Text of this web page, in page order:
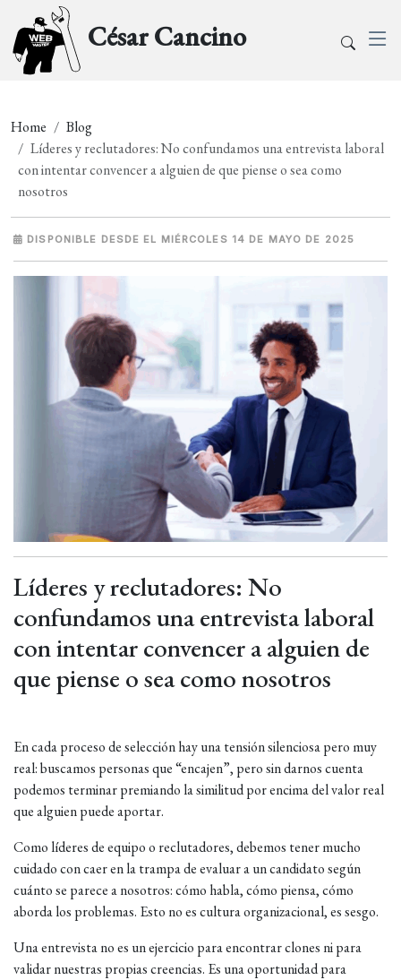
César Cancino
Home
Blog
Líderes y reclutadores: No confundamos una entrevista laboral
con intentar convencer a alguien de que piense o sea como
nosotros
DISPONIBLE DESDE EL MIÉRCOLES 14 DE MAYO DE 2025
Líderes y reclutadores: No
confundamos una entrevista laboral
con intentar convencer a alguien de
que piense o sea como nosotros
En cada proceso de selección hay una tensión silenciosa pero muy
real: buscamos personas que “encajen”, pero sin darnos cuenta
podemos terminar premiando la similitud por encima del valor real
que alguien puede aportar.
Como líderes de equipo o reclutadores, debemos tener mucho
cuidado con caer en la trampa de evaluar a un candidato según
cuánto se parece a nosotros: cómo habla, cómo piensa, cómo
aborda los problemas. Esto no es cultura organizacional, es sesgo.
Una entrevista no es un ejercicio para encontrar clones ni para
validar nuestras propias creencias. Es una oportunidad para